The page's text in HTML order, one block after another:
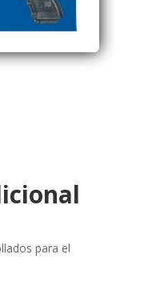
para el